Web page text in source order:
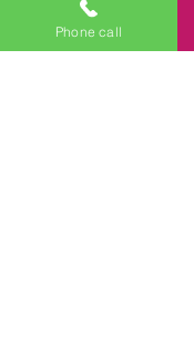
Phone call